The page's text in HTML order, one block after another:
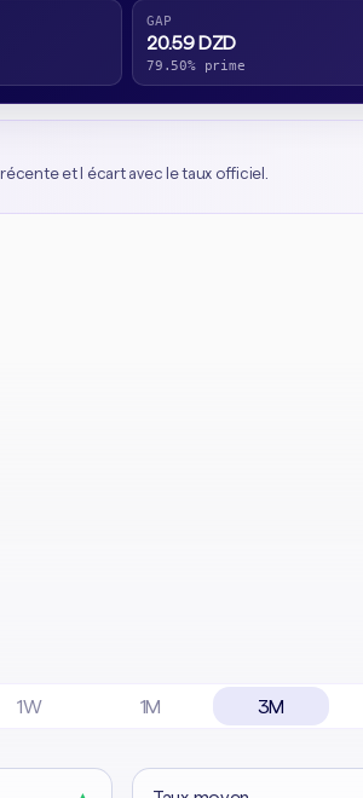
GAP
20.59 DZD
79.50% prime
et l écart avec le taux officiel.
1W 1M 3M